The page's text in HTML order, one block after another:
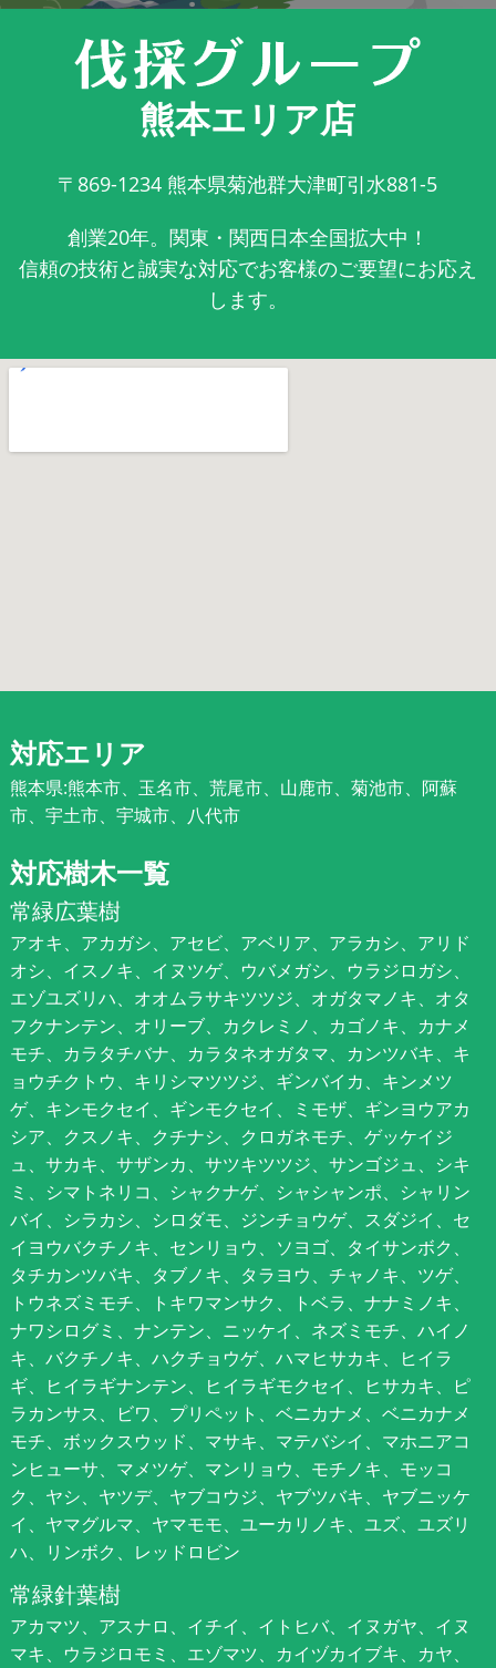
熊本エリア店
〒869-1234 熊本県菊池群大津町引水881-5
創業20年。関東・関西日本全国拡大中！
信頼の技術と誠実な対応でお客様のご要望にお応え
します。
対応エリア
熊本県:熊本市、玉名市、荒尾市、山鹿市、菊池市、阿蘇
市、宇土市、宇城市、八代市
対応樹木一覧
常緑広葉樹
アオキ、アカガシ、アセビ、アベリア、アラカシ、アリド
オシ、イスノキ、イヌツゲ、ウバメガシ、ウラジロガシ、
エゾユズリハ、オオムラサキツツジ、オガタマノキ、オタ
フクナンテン、オリーブ、カクレミノ、カゴノキ、カナメ
モチ、カラタチバナ、カラタネオガタマ、カンツバキ、キ
ョウチクトウ、キリシマツツジ、ギンバイカ、キンメツ
ゲ、キンモクセイ、ギンモクセイ、ミモザ、ギンヨウアカ
シア、クスノキ、クチナシ、クロガネモチ、ゲッケイジ
ュ、サカキ、サザンカ、サツキツツジ、サンゴジュ、シキ
ミ、シマトネリコ、シャクナゲ、シャシャンポ、シャリン
バイ、シラカシ、シロダモ、ジンチョウゲ、スダジイ、セ
イヨウバクチノキ、センリョウ、ソヨゴ、タイサンボク、
タチカンツバキ、タブノキ、タラヨウ、チャノキ、ツゲ、
トウネズミモチ、トキワマンサク、トベラ、ナナミノキ、
ナワシログミ、ナンテン、ニッケイ、ネズミモチ、ハイノ
キ、バクチノキ、ハクチョウゲ、ハマヒサカキ、ヒイラ
ギ、ヒイラギナンテン、ヒイラギモクセイ、ヒサカキ、ピ
ラカンサス、ビワ、プリペット、ベニカナメ、ベニカナメ
モチ、ボックスウッド、マサキ、マテバシイ、マホニアコ
ンヒューサ、マメツゲ、マンリョウ、モチノキ、モッコ
ク、ヤシ、ヤツデ、ヤブコウジ、ヤブツバキ、ヤブニッケ
イ、ヤマグルマ、ヤマモモ、ユーカリノキ、ユズ、ユズリ
ハ、リンボク、レッドロビン
常緑針葉樹
アカマツ、アスナロ、イチイ、イトヒバ、イヌガヤ、イヌ
マキ、ウラジロモミ、エゾマツ、カイヅカイブキ、カヤ、